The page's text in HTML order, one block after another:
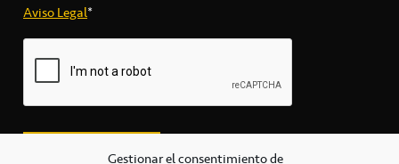
Gestionar el consentimiento de
Aviso Legal*